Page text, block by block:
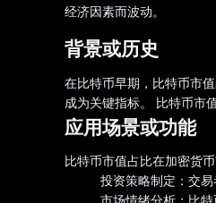
经济因素而波动。
背景或历史
在比特币早期，比特币市
成为关键指标。 比特币市
应用场景或功能
比特币市值占比在加密货
投资策略制定：交
市场情绪分析：比